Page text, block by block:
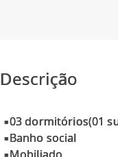
Descrição
▪️03 dormitórios(01
▪️Banho social
▪️Mobiliado